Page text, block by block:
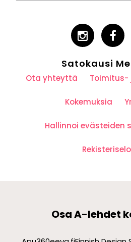
Satokausi
Ota yhteyttä
Kokemuksia
Hallinnoi evästeiden
Osa A-lehdet